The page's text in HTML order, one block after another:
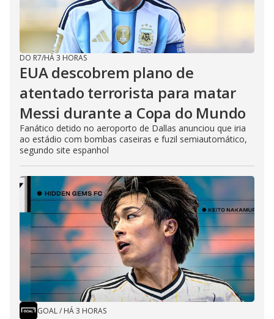
o
DO R7/HÁ 3 HORAS
EUA descobrem plano de
atentado terrorista para matar
Messi durante a Copa do Mundo
Fanático detido no aeroporto de Dallas anunciou que iria
ao estádio com bombas caseiras e fuzil semiautomático,
segundo site espanhol
GOAL/ HÁ 3 HORAS